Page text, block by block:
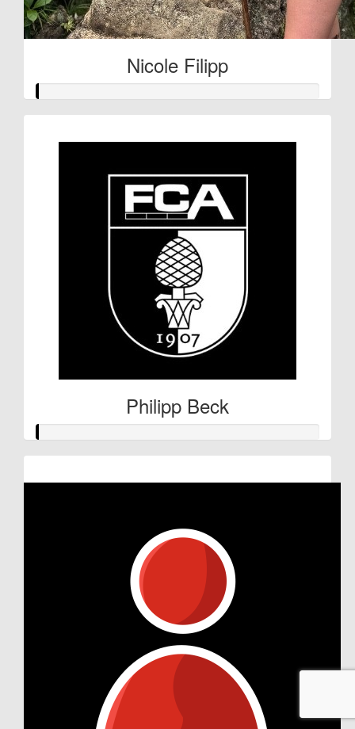
Nicole Filipp
Philipp Beck